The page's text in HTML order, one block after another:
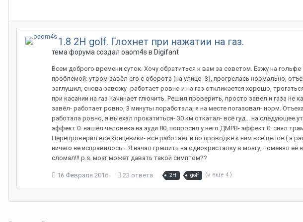
1.8 2H golf. Глохнет при нажатии на газ.
тема форума создал oaom4s в Digifant
Всем доброго времени суток. Хочу обратиться к вам за советом. Езжу на
проблемой: утром завёл его с оборота (на улице -3), прогрелась нормально,
заглушил, снова завожу- работает ровно и на газ откликается хорошо,
при касании на газ начинает глючить. Решил проверить, просто завёл и газа
завёл- работает ровно, 3 минуты поработала, я на месте погазовал- норм.
работала ровно, я выехал прокатиться- 30 км откатал- всё гуд... на следующее
эффект 0. нашёл человека на ауди 80, попросил у него ДМРВ- эффект 0. снял
Перепроверил все концевики- всё работает и по проводке к ним всё целое ( я
ничего не исправилось... Я начал грешить на однокристалку в мозгу, поменял
сломал!!! p.s. мозг может давать такой симптом??
16 Февраля 2016 23 ответа 2H golf (и еще 4 )